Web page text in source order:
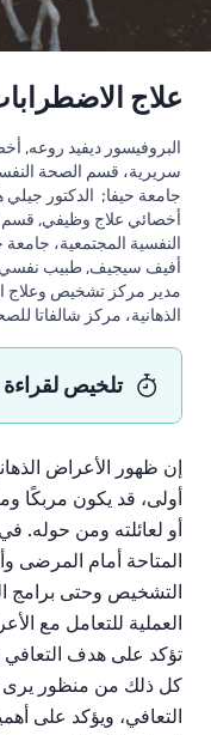
علاج
البروفيسور ديفيد روعه,
سريرية، قسم الصحة
جامعة حيفا; الدكتور جيلي
أخصائي علاج وظيفي,
النفسية المجتمعية، جامعة
أفيف سيجيف, طبيب
مدير مركز تشخيص وعلاج
الذهانية، مركز شالفاتا
تلخيص
إن ظهور الأعراض
أولى، قد يكون مربكًا
أو لعائلته ومن حوله.
المتاحة أمام المرضى
التشخيص وحتى برامج
العملية للتعامل مع
تؤكد على هدف التعافي
كل ذلك من منظور يرى
التعافي، ويؤكد على